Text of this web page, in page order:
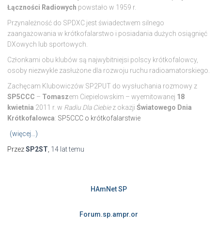
Łączności Radiowych powstało w 1959 r.
Przynależność do SPDXC jest świadectwem silnego
zaangażowania w krótkofalarstwo i posiadania dużych osiągnięć
DXowych lub sportowych.
Członkami obu klubów są najwybitniejsi polscy krótkofalowcy,
osoby niezwykle zasłużone dla rozwoju ruchu radioamatorskiego.
Zachęcam Klubowiczów SP2PUT do wysłuchania rozmowy z
SP5CCC – Tomaszem Ciepielowskim – wyemitowanej 18
kwietnia 2011 r. w Radiu Dla Ciebiez okazji Światowego Dnia
Krótkofalowca: SP5CCC o krótkofalarstwie
(więcej…)
PrzezSP2ST 14 lattemu
HAmNet SP
Forum.sp.ampr.or